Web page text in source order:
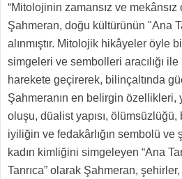
“Mitolojinin zamansız ve
Şahmeran, doğu kültürünün "Ana
alınmıştır. Mitolojik hikâyeler öyle
simgeleri ve sembolleri aracılığı
harekete geçirerek, bilinçaltında
Şahmeranın en belirgin özellikleri,
oluşu, düalist yapısı,
iyiliğin ve fedakârlığın sembolü ve
kadın kimliğini simgeleyen “Ana
Tanrıca” olarak Şahmeran,